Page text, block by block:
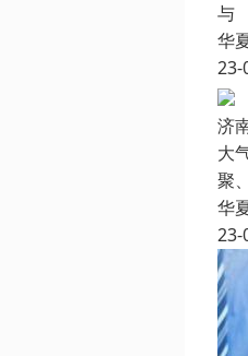
与
华
23-
济
大
聚
华
23-